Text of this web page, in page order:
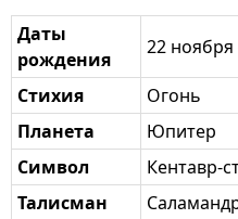
Даты
рождения
22
Стихия
Огонь
Планета
Юпитер
Символ
Кентавр-
Талисман